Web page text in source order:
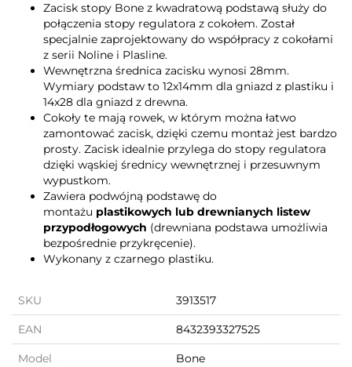
Zacisk stopy Bone z kwadratową podstawą służy do
połączenia stopy regulatora z cokołem. Został
specjalnie zaprojektowany do współpracy z cokołami
z serii Noline i Plasline.
Wewnętrzna średnica zacisku wynosi 28mm.
Wymiary podstaw to 12x14mm dla gniazd z plastiku i
14x28 dla gniazd z drewna.
Cokoły te mają rowek, w którym można łatwo
zamontować zacisk, dzięki czemu montaż jest bardzo
prosty. Zacisk idealnie przylega do stopy regulatora
dzięki wąskiej średnicy wewnętrznej i przesuwnym
wypustkom.
Zawiera podwójną podstawę do
montażu plastikowych lub drewnianych listew
przypodłogowych (drewniana podstawa umożliwia
bezpośrednie przykręcenie).
Wykonany z czarnego plastiku.
SKU 3913517
EAN 8432393327525
Model Bone